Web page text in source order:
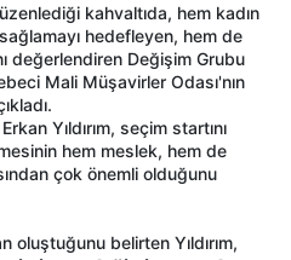
kahvaltıda, hem kadın
hedefleyen, hem de
değerlendiren Değişim Grubu
Mali Müşavirler Odası'nın
Yıldırım, seçim startını
hem meslek, hem de
çok önemli olduğunu
oluştuğunu belirten Yıldırım,